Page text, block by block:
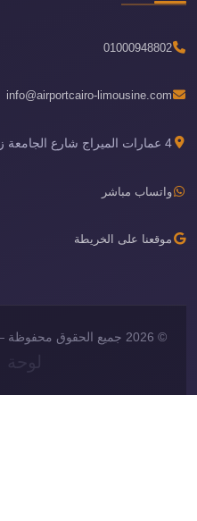
01000948802
info@airportcairo-limousine.com
4 عمارات الميراج شارع الجامعة زهراء مدينة نصر القاهرة مصر
واتساب مباشر
موقعنا على الخريطة
© 2026 جميع الحقوق محفوظة —